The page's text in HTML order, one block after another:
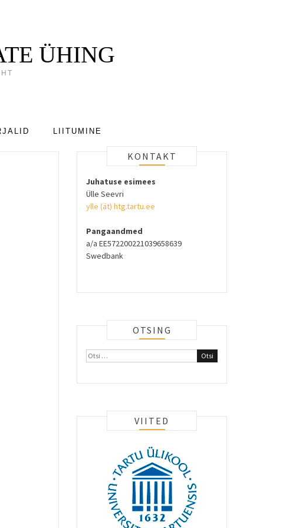
ÜHING
LIITUMINE
KONTAKT
Juhatuse esimees
Ülle Seevri
ylle (ät) htg.tartu.ee
Pangaandmed
a/a EE572200221039658639
Swedbank
OTSING
Otsi:
VIITED